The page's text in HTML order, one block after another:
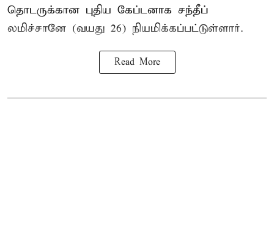
தொடருக்கான புதிய கேப்டனாக சந்தீப்
லமிச்சானே (வயது 26) நியமிக்கப்பட்டுள்ளார்.
Read More